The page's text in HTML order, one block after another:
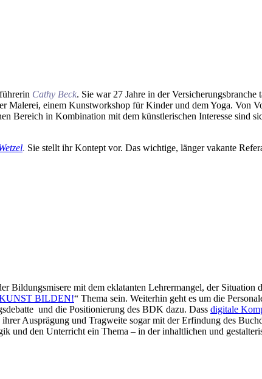
Cathy Beck. Sie war 27 Jahre in der
Malerei, einem Kunstworkshop für Kinder und dem Yoga. Von
Bereich in Kombination mit dem künstlerischen Interesse sind
. Sie stellt ihr Kontept vor. Das wichtige, länger vakante
Bildungsmisere mit dem eklatanten Lehrermangel, der
BILDEN!“ Thema sein. Weiterhin geht es um die
und die Positionierung des BDK dazu. Dass digitale
Ausprägung und Tragweite sogar mit der Erfindung des
und den Unterricht ein Thema – in der inhaltlichen und